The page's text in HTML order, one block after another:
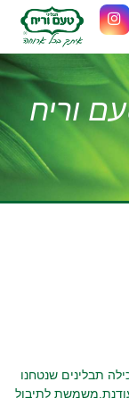
וריח
תבלינים שנטחנו
לתיבול